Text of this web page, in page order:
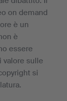
on demand
è un
è
essere
valore sulle
si